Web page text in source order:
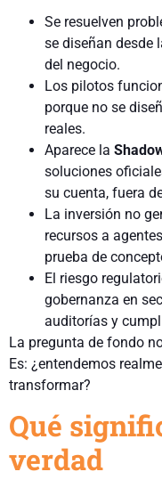
Se resuelven
se diseñan desde
del negocio.
Los pilotos
porque no se
reales.
Aparece la
soluciones
su cuenta, fuera
La inversión no
recursos a
prueba de
El riesgo
gobernanza en
auditorías y
La pregunta de fondo
Es: ¿entendemos
transformar?
Qué
verdad